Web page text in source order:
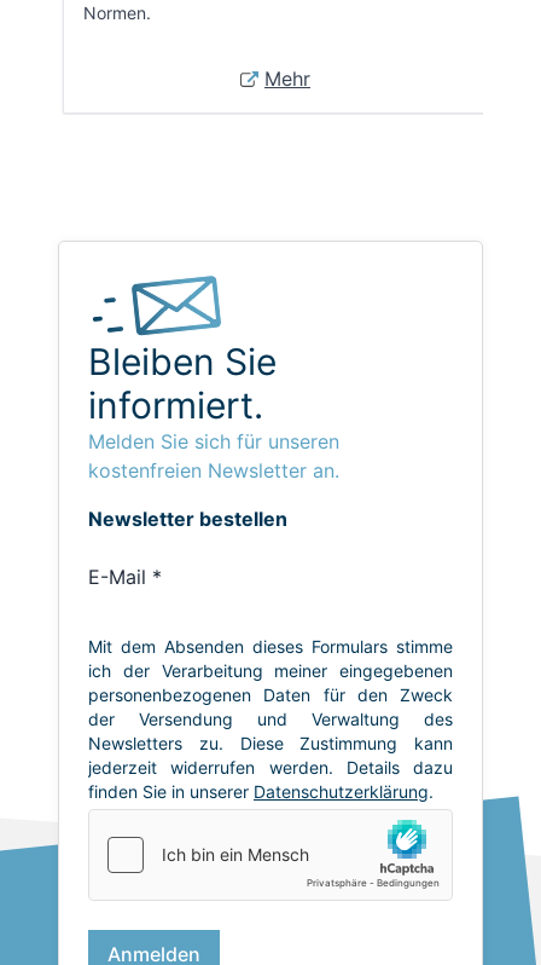
Normen.
Mehr
Bleiben Sie
informiert.
Melden Sie sich für unseren
kostenfreien Newsletter an.